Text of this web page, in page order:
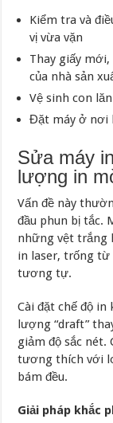
Kiểm tra và
vị vừa vặn
Thay giấy
của nhà sản
Vệ sinh con
Đặt máy ở nơi
Sửa máy
lượng in
Vấn đề này
đầu phun bị tắc.
những vệt trắng
in laser, trống từ
tương tự.
Cài đặt chế độ
lượng “draft”
giảm độ sắc
tương thích với
bám đều.
Giải pháp khắc